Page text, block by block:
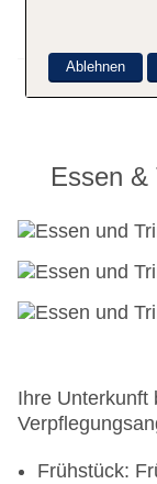
Zimmer: 311
Essen &
Ihre Unterkunft
Frühstück:
Ablehnen